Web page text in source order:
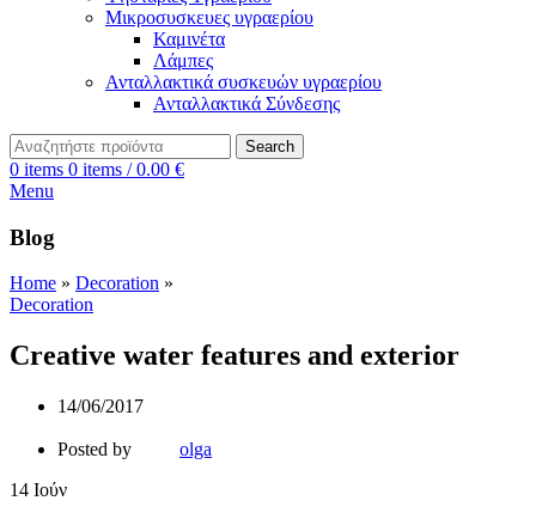
Μικροσυσκευες υγραερίου
Καμινέτα
Λάμπες
Ανταλλακτικά συσκευών υγραερίου
Ανταλλακτικά Σύνδεσης
Search
0 items 0 items / 0.00 €
Menu
Blog
Home » Decoration »
Decoration
Creative water features and exterior
14/06/2017
Posted by
olga
14 Ιούν